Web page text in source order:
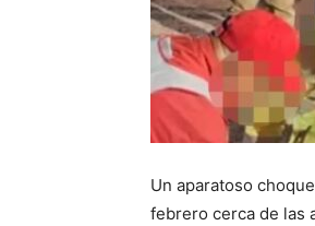
Un aparatoso
febrero cerca de las